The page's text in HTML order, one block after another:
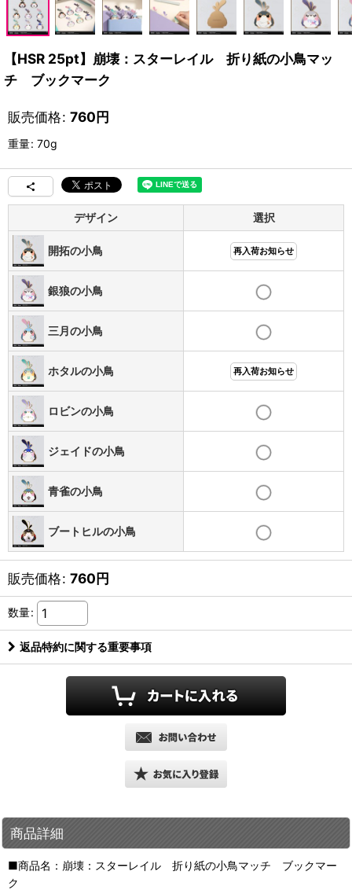
【HSR 25pt】崩壊：スターレイル 折り紙の小鳥マッ
チ ブックマーク
販売価格: 760円
重量: 70g
デザイン 選択
開拓の小鳥 再入荷お知らせ
銀狼の小鳥
三月の小鳥
ホタルの小鳥 再入荷お知らせ
ロビンの小鳥
ジェイドの小鳥
青雀の小鳥
ブートヒルの小鳥
販売価格: 760円
数量:
返品特約に関する重要事項
商品詳細
■商品名：崩壊：スターレイル 折り紙の小鳥マッチ ブックマー
ク